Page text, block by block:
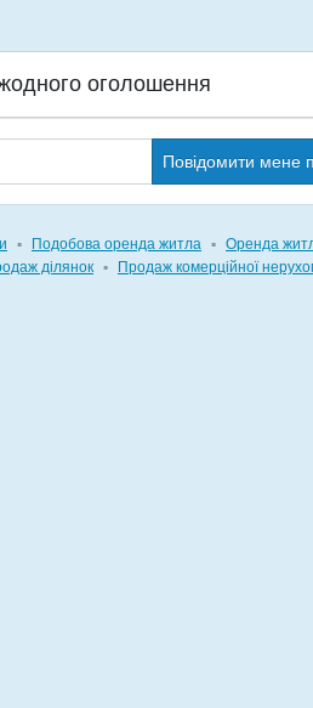
оголошення
Повідомити мене
▪ Подобова оренда житла ▪ Оренда
ділянок ▪ Продаж комерційної